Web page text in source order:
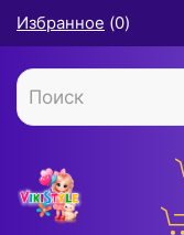
Избранное (0)